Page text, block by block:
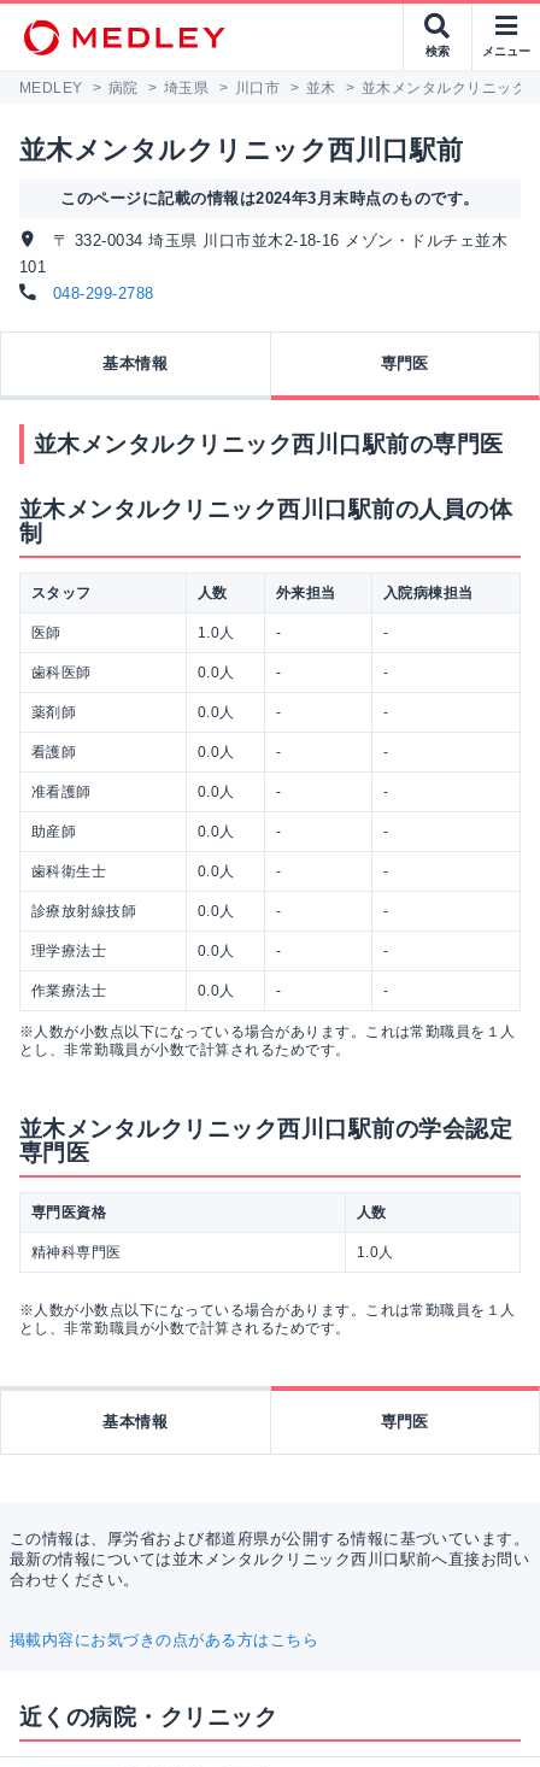
検索 メニュー
MEDLEY > 病院 > 埼玉県 > 川口市 > 並木 > 並木メンタルクリニック
並木メンタルクリニック西川口駅前
このページに記載の情報は2024年3月末時点のものです。
〒 332-0034 埼玉県 川口市並木2-18-16 メゾン・ドルチェ並木
101
048-299-2788
基本情報 専門医
並木メンタルクリニック西川口駅前の専門医
並木メンタルクリニック西川口駅前の人員の体
制
スタッフ 人数 外来担当 入院病棟担当
医師 1.0人 - -
歯科医師 0.0人 - -
薬剤師 0.0人 - -
看護師 0.0人 - -
准看護師 0.0人 - -
助産師 0.0人 - -
歯科衛生士 0.0人 - -
診療放射線技師 0.0人 - -
理学療法士 0.0人 - -
作業療法士 0.0人 - -
※人数が小数点以下になっている場合があります。これは常勤職員を１人
とし、非常勤職員が小数で計算されるためです。
並木メンタルクリニック西川口駅前の学会認定
専門医
専門医資格 人数
精神科専門医 1.0人
※人数が小数点以下になっている場合があります。これは常勤職員を１人
とし、非常勤職員が小数で計算されるためです。
基本情報 専門医
この情報は、厚労省および都道府県が公開する情報に基づいています。
最新の情報については並木メンタルクリニック西川口駅前へ直接お問い
合わせください。
掲載内容にお気づきの点がある方はこちら
近くの病院・クリニック